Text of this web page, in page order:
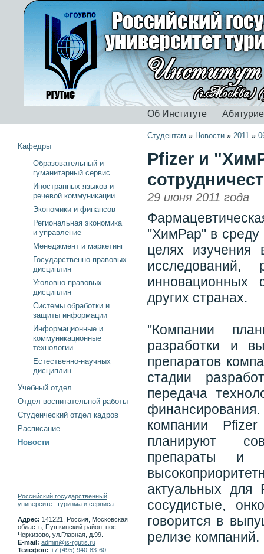
Об Институте
Студентам » Новости » 2011 »
Pfizer и
29 июня 2011 года
"ХимРар" в
целях изучения
исследований,
инновационных
других странах.
"Компании
разработки и
препаратов
стадии
передача
компании
планируют
препараты и
актуальных для
сосудистые,
говорится в
релизе компаний.
Кафедры
Образовательный и
гуманитарный сервис
Иностранных языков и
речевой коммуникации
Экономики и финансов
Региональная экономика
и управление
Менеджмент и маркетинг
Государственно-правовых
дисциплин
Уголовно-правовых
дисциплин
Системы обработки и
защиты информации
Информационные и
коммуникационные
технологии
Естественно-научных
дисциплин
Учебный отдел
Отдел воспитательной работы
Студенческий отдел кадров
Расписание
Новости
Российский государственный
университет туризма и сервиса
Адрес: 141221, Россия, Московская
область, Пушкинский район, пос.
Черкизово, ул.Главная, д.99.
E-mail: admin@is-rgutis.ru
Телефон: +7 (495) 940-83-60